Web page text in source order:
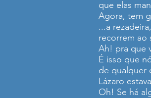
que elas
Agora, tem
...a
recorrem ao
Ah! pra que
É isso que
de qualquer
Lázaro
Oh! Se há